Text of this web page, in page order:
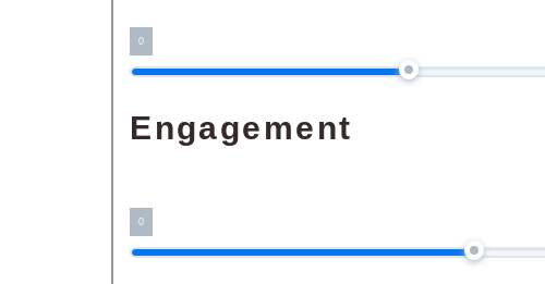
0
Engagement
0